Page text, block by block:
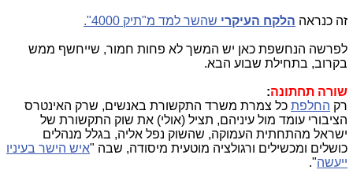
זה כנראה הלקח העיקרישהשר למד מ"תיק 4000".
לפרשה הנחשפת כאן יש המשך לא פחות חמור, שייחשף ממש
בקרוב, בתחילת שבוע הבא.
שורה תחתונה:
רק החלפתכל צמרת משרד התקשורת באנשים, שרק האינטרס
הציבורי עומד מול עיניהם, תציל (אולי) את שוק התקשורת של
ישראל מהתחתית העמוקה, שהשוק נפל אליה, בגלל מנהלים
כושלים ומכשילים ורגולציה מוטעית מיסודה, שבה "איש הישר בעיניו
ייעשה".